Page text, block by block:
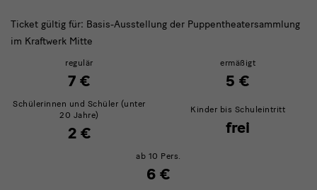
Ticket gültig für: Basis-Ausstellung der Puppentheatersammlung
im Kraftwerk Mitte
regulär
7 €
ermäßigt
5 €
Schülerinnen und Schüler (unter
20 Jahre)
2 €
Kinder bis Schuleintritt
frei
ab 10 Pers.
6 €